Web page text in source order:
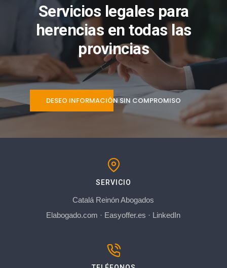
Servicios legales para
herencias en todas las
provincias
DESEO INFORMACIÓN SIN COMPROMISO
SERVICIO
Catalá Reinón Abogados
Elabogado.com · Easyoffer.es · LinkedIn